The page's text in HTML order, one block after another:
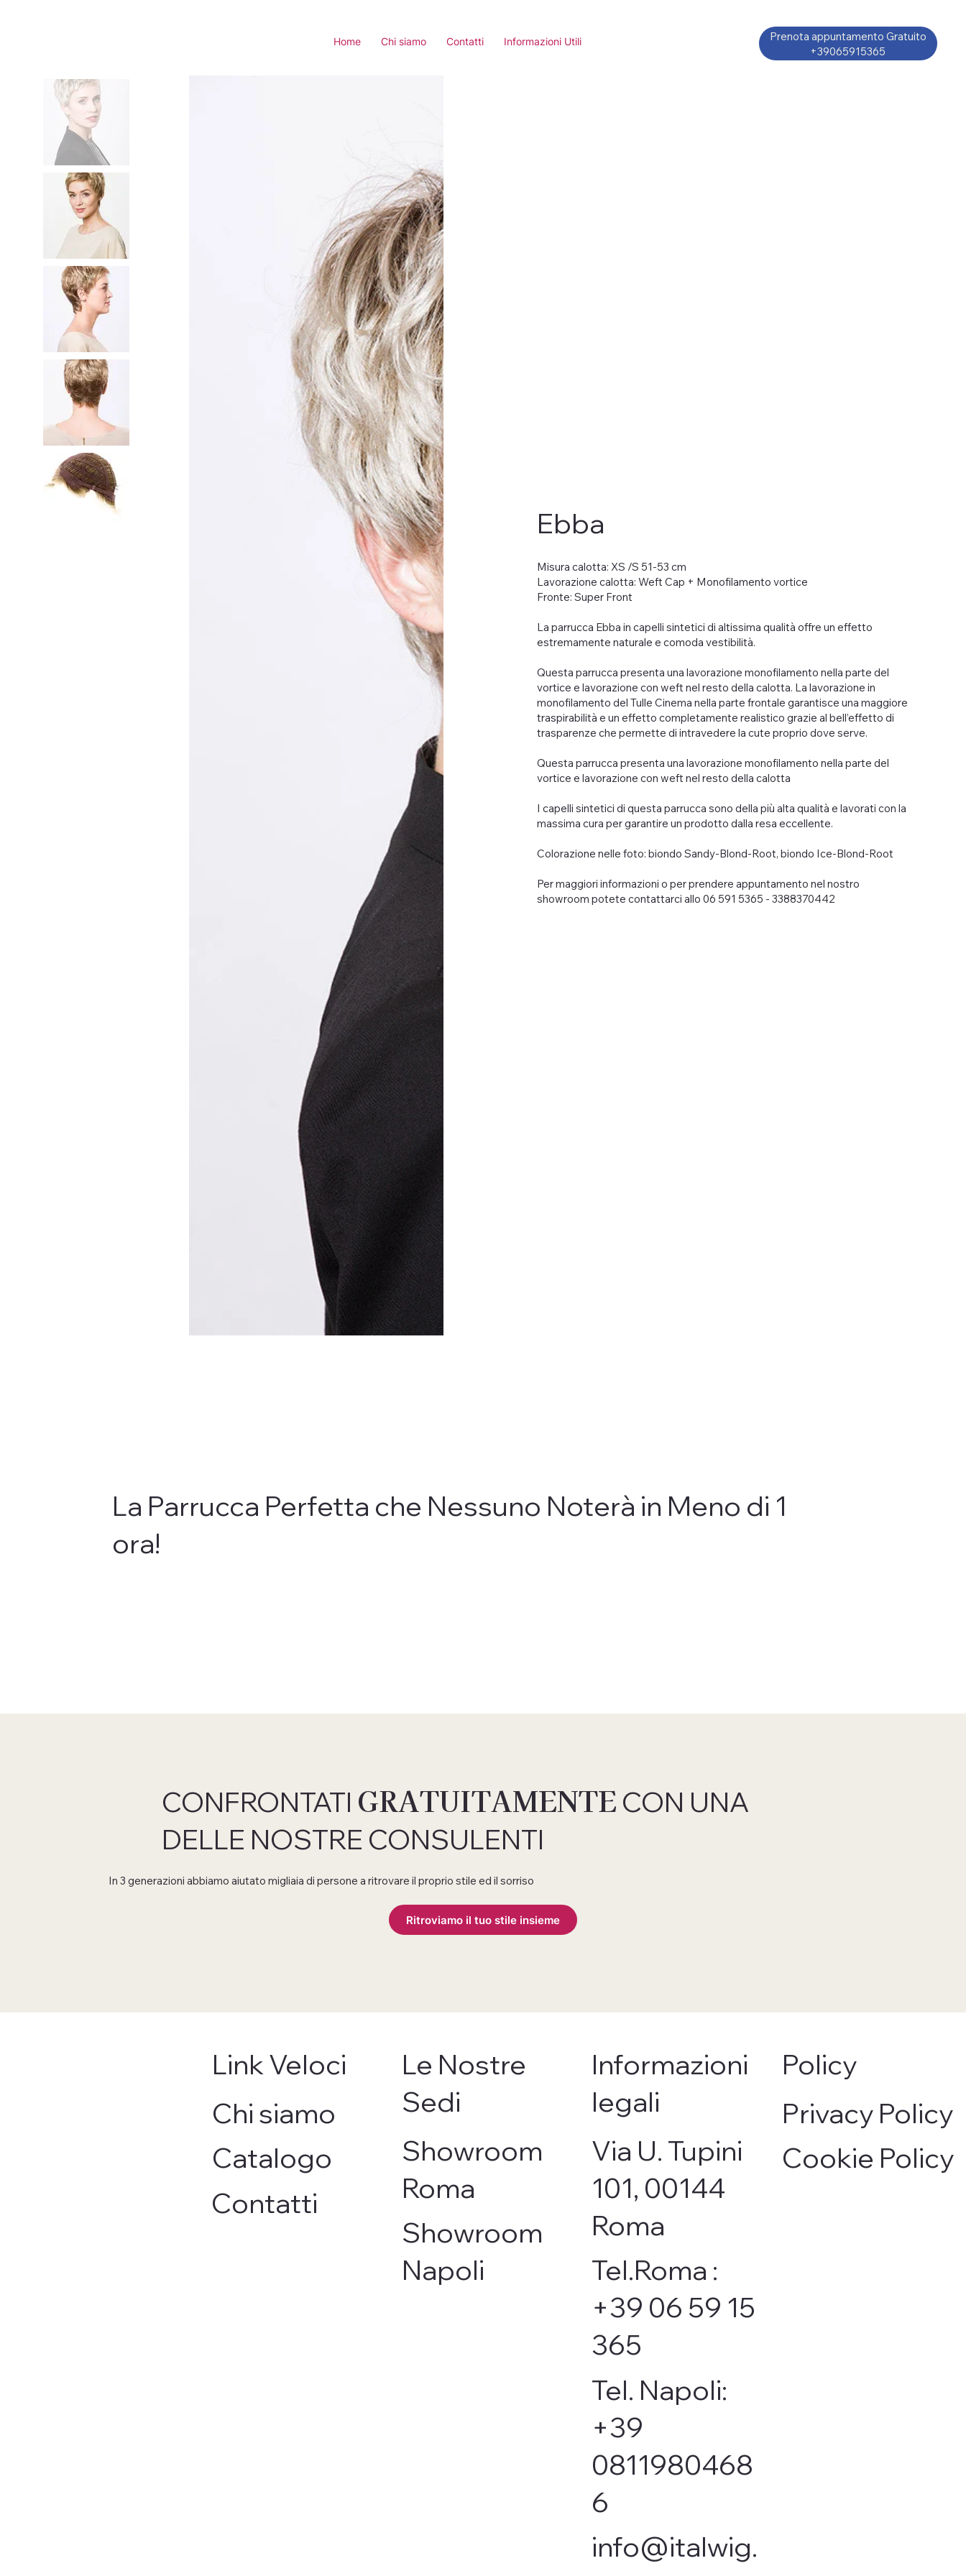
Home Chi siamo Contatti Informazioni Utili
Prenota appuntamento Gratuito
+39065915365
Ebba
Misura calotta: XS /S 51-53 cm
Lavorazione calotta: Weft Cap + Monofilamento vortice
Fronte: Super Front
La parrucca Ebba in capelli sintetici di altissima qualità offre un effetto
estremamente naturale e comoda vestibilità.
Questa parrucca presenta una lavorazione monofilamento nella parte del
vortice e lavorazione con weft nel resto della calotta. La lavorazione in
monofilamento del Tulle Cinema nella parte frontale garantisce una maggiore
traspirabilità e un effetto completamente realistico grazie al bell’effetto di
trasparenze che permette di intravedere la cute proprio dove serve.
Questa parrucca presenta una lavorazione monofilamento nella parte del
vortice e lavorazione con weft nel resto della calotta
I capelli sintetici di questa parrucca sono della più alta qualità e lavorati con la
massima cura per garantire un prodotto dalla resa eccellente.
Colorazione nelle foto: biondo Sandy-Blond-Root, biondo Ice-Blond-Root
Per maggiori informazioni o per prendere appuntamento nel nostro
showroom potete contattarci allo 06 591 5365 - 3388370442
La Parrucca Perfetta che Nessuno Noterà in Meno di 1
ora!
CONFRONTATI GRATUITAMENTE CON UNA
DELLE NOSTRE CONSULENTI
In 3 generazioni abbiamo aiutato migliaia di persone a ritrovare il proprio stile ed il sorriso
Ritroviamo il tuo stile insieme
Link Veloci
Chi siamo
Catalogo
Contatti
Le Nostre
Sedi
Showroom
Roma
Showroom
Napoli
Informazioni
legali
Via U. Tupini
101, 00144
Roma
Tel.Roma :
+39 06 59 15
365
Tel. Napoli:
+39
0811980468
6
info@italwig.
Policy
Privacy Policy
Cookie Policy